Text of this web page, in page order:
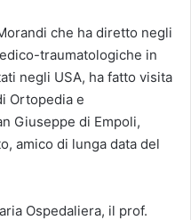
che ha diretto negli
traumatologiche in
negli USA, ha fatto visita
Ortopedia e
Giuseppe di Empoli,
amico di lunga data del
Ospedaliera, il prof.